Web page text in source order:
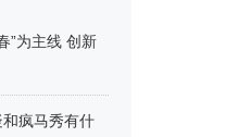
”为主线 创新
疯马秀有什